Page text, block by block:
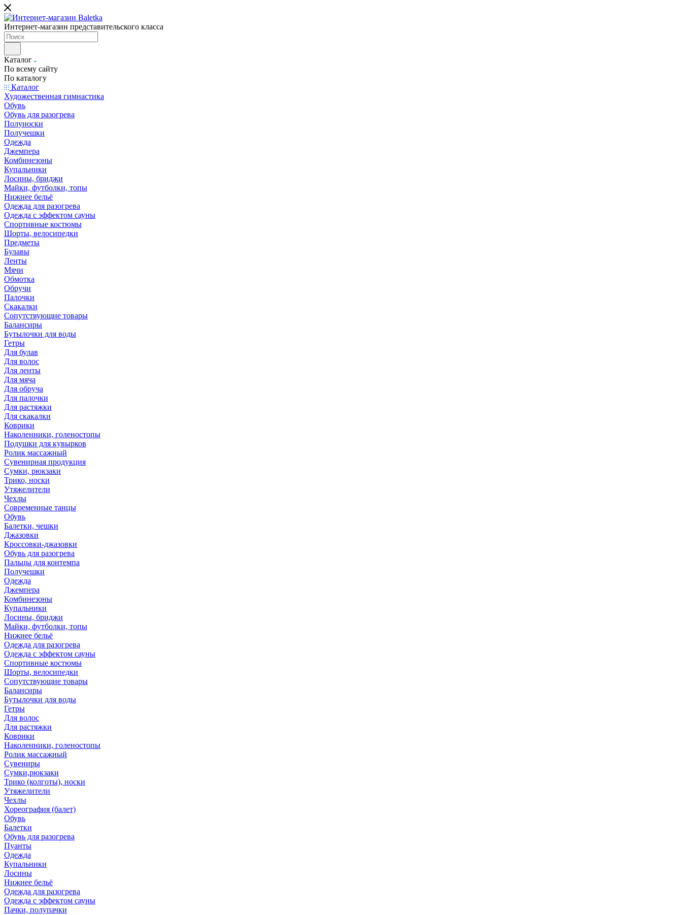
Интернет-магазин представительского класса
Каталог
По всему сайту
По каталогу
Каталог
Художественная гимнастика
Обувь
Обувь для разогрева
Полуноски
Получешки
Одежда
Джемпера
Комбинезоны
Купальники
Лосины, бриджи
Майки, футболки, топы
Нижнее бельё
Одежда для разогрева
Одежда с эффектом сауны
Спортивные костюмы
Шорты, велосипедки
Предметы
Булавы
Ленты
Мячи
Обмотка
Обручи
Палочки
Скакалки
Сопутствующие товары
Балансиры
Бутылочки для воды
Гетры
Для булав
Для волос
Для ленты
Для мяча
Для обруча
Для палочки
Для растяжки
Для скакалки
Коврики
Наколенники, голеностопы
Подушки для кувырков
Ролик массажный
Сувенирная продукция
Сумки, рюкзаки
Трико, носки
Утяжелители
Чехлы
Современные танцы
Обувь
Балетки, чешки
Джазовки
Кроссовки-джазовки
Обувь для разогрева
Пальцы для контемпа
Получешки
Одежда
Джемпера
Комбинезоны
Купальники
Лосины, бриджи
Майки, футболки, топы
Нижнее бельё
Одежда для разогрева
Одежда с эффектом сауны
Спортивные костюмы
Шорты, велосипедки
Сопутствующие товары
Балансиры
Бутылочки для воды
Гетры
Для волос
Для растяжки
Коврики
Наколенники, голеностопы
Ролик массажный
Сувениры
Сумки,рюкзаки
Трико (колготы), носки
Утяжелители
Чехлы
Хореография (балет)
Обувь
Балетки
Обувь для разогрева
Пуанты
Одежда
Купальники
Лосины
Нижнее бельё
Одежда для разогрева
Одежда с эффектом сауны
Пачки, полупачки